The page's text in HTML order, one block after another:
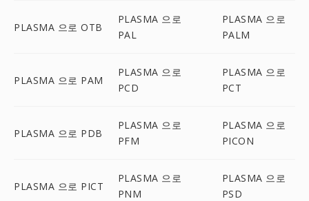
PLASMA 으로 OTB
PLASMA 으로
PAL
PLASMA 으로
PALM
PLASMA 으로 PAM
PLASMA 으로
PCD
PLASMA 으로
PCT
PLASMA 으로 PDB
PLASMA 으로
PFM
PLASMA 으로
PICON
PLASMA 으로 PICT
PLASMA 으로
PNM
PLASMA 으로
PSD